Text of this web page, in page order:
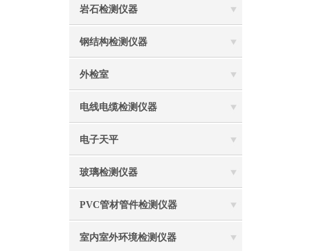
岩石检测仪器
钢结构检测仪器
外检室
电线电缆检测仪器
电子天平
玻璃检测仪器
PVC管材管件检测仪器
室内室外环境检测仪器